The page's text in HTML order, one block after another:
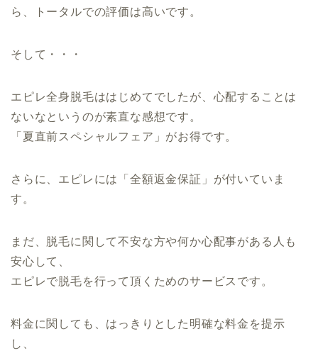
ら、トータルでの評価は高いです。
そして・・・
エピレ全身脱毛ははじめてでしたが、心配することは
ないなというのが素直な感想です。
「夏直前スペシャルフェア」がお得です。
さらに、エピレには「全額返金保証」が付いていま
す。
まだ、脱毛に関して不安な方や何か心配事がある人も
安心して、
エピレで脱毛を行って頂くためのサービスです。
料金に関しても、はっきりとした明確な料金を提示
し、